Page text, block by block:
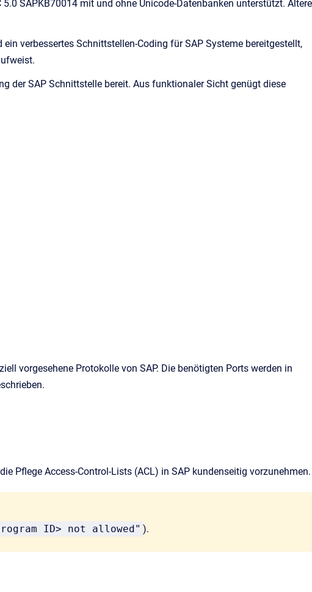
SAPKB70014 mit und ohne Unicode-Datenbanken unterstützt. Ältere
verbessertes Schnittstellen-Coding für SAP Systeme bereitgestellt,
der SAP Schnittstelle bereit. Aus funktionaler Sicht genügt diese
vorgesehene Protokolle von SAP. Die benötigten Ports werden in
Pflege Access-Control-Lists (ACL) in SAP kundenseitig vorzunehmen.
ID> not allowed" ).